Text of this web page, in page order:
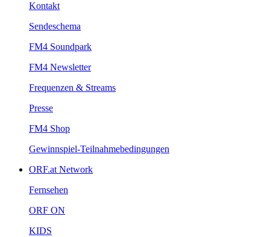
Kontakt
Sendeschema
FM4Soundpark
FM4Newsletter
Frequenzen&Streams
Presse
FM4Shop
Gewinnspiel-Teilnahmebedingungen
ORF.atNetwork
Fernsehen
ORFON
KIDS